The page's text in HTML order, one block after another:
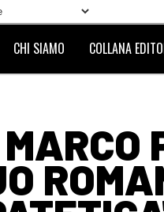
CHI SIAMO COLLANA